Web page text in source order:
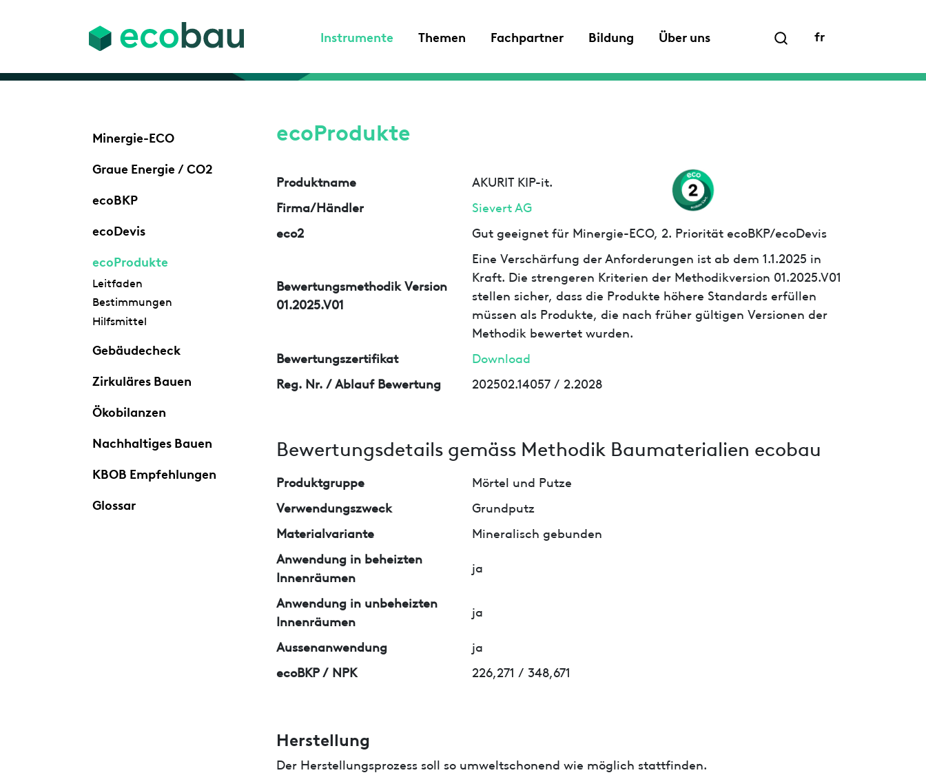
Instrumente Themen Fachpartner Bildung Über uns fr
Minergie-ECO
Graue Energie / CO2
ecoBKP
ecoDevis
ecoProdukte
Leitfaden
Bestimmungen
Hilfsmittel
Gebäudecheck
Zirkuläres Bauen
Ökobilanzen
Nachhaltiges Bauen
KBOB Empfehlungen
Glossar
ecoProdukte
Produktname
AKURIT KIP-it.
Firma/Händler
Sievert AG
eco2
Gut geeignet für Minergie-ECO, 2. Priorität ecoBKP/ecoDevis
Bewertungsmethodik Version
01.2025.V01
Eine Verschärfung der Anforderungen ist ab dem 1.1.2025 in
Kraft. Die strengeren Kriterien der Methodikversion 01.2025.V01
stellen sicher, dass die Produkte höhere Standards erfüllen
müssen als Produkte, die nach früher gültigen Versionen der
Methodik bewertet wurden.
Bewertungszertifikat
Download
Reg. Nr. / Ablauf Bewertung
202502.14057 / 2.2028
Bewertungsdetails gemäss Methodik Baumaterialien ecobau
Produktgruppe
Mörtel und Putze
Verwendungszweck
Grundputz
Materialvariante
Mineralisch gebunden
Anwendung in beheizten
Innenräumen
ja
Anwendung in unbeheizten
Innenräumen
ja
Aussenanwendung
ja
ecoBKP / NPK
226,271 / 348,671
Herstellung
Der Herstellungsprozess soll so umweltschonend wie möglich stattfinden.